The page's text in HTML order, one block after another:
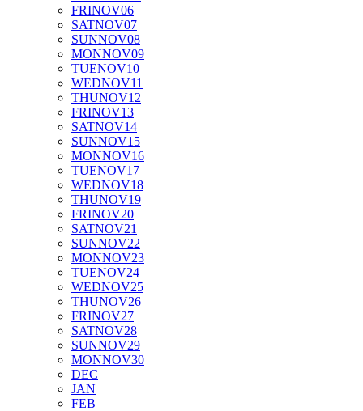
FRINOV06
SATNOV07
SUNNOV08
MONNOV09
TUENOV10
WEDNOV11
THUNOV12
FRINOV13
SATNOV14
SUNNOV15
MONNOV16
TUENOV17
WEDNOV18
THUNOV19
FRINOV20
SATNOV21
SUNNOV22
MONNOV23
TUENOV24
WEDNOV25
THUNOV26
FRINOV27
SATNOV28
SUNNOV29
MONNOV30
DEC
JAN
FEB